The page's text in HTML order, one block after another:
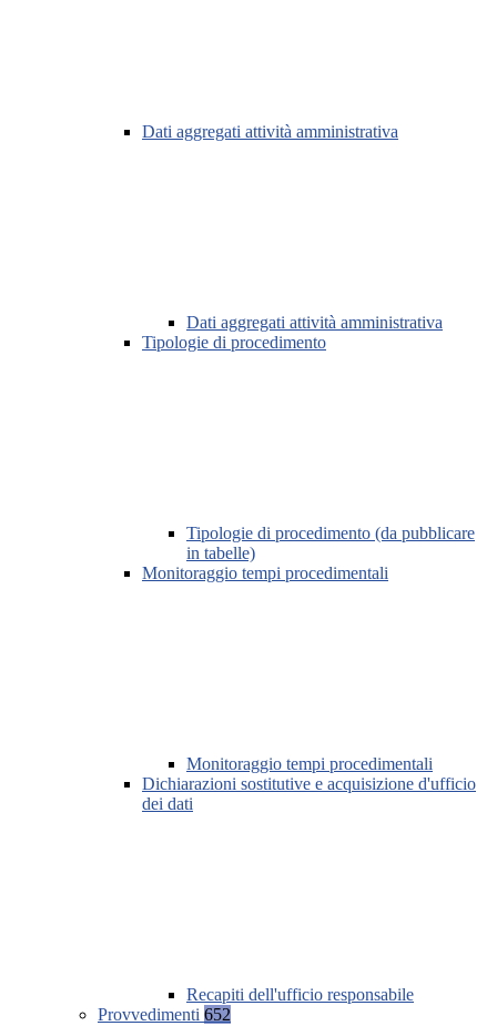
Dati aggregati attività amministrativa
Dati aggregati attività amministrativa
Tipologie di procedimento
Tipologie di procedimento (da pubblicare
in tabelle)
Monitoraggio tempi procedimentali
Monitoraggio tempi procedimentali
Dichiarazioni sostitutive e acquisizione d'ufficio
dei dati
Recapiti dell'ufficio responsabile
Provvedimenti 652